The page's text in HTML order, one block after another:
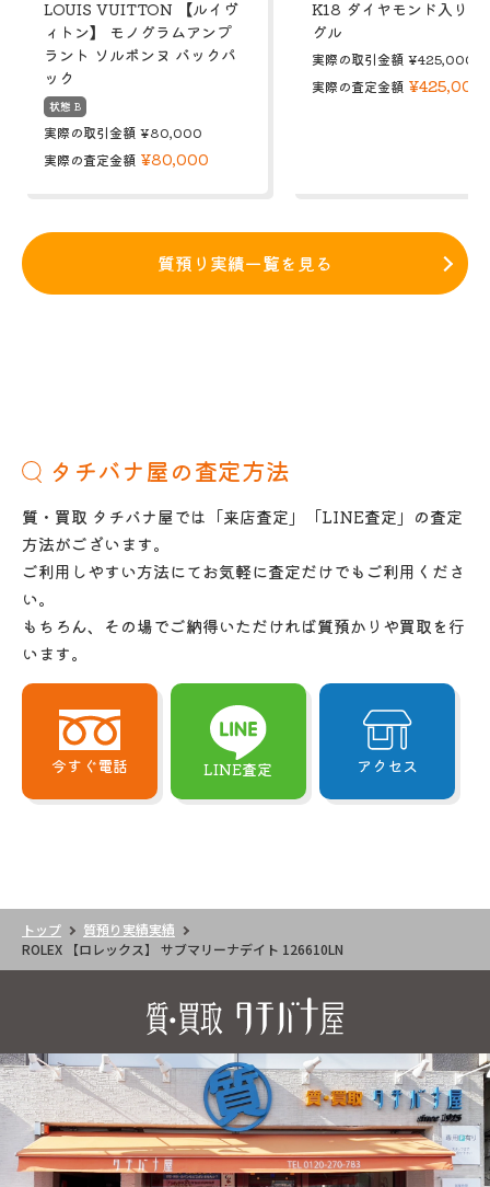
LOUIS VUITTON 【ルイヴ
ィトン】 モノグラムアンプ
ラント ソルボンヌ バックパ
ック
状態 B
実際の取引金額 ¥80,000
実際の査定金額 ¥80,000
K18 ダイヤモンド入り
グル
実際の取引金額 ¥425,000
実際の査定金額 ¥425,000
質預り実績一覧を見る
タチバナ屋の査定方法
質・買取 タチバナ屋では「来店査定」「LINE査定」の査定
方法がございます。
ご利用しやすい方法にてお気軽に査定だけでもご利用くださ
い。
もちろん、その場でご納得いただければ質預かりや買取を行
います。
今すぐ電話 LINE査定 アクセス
トップ
質預り実績実績
ROLEX 【ロレックス】 サブマリーナデイト 126610LN